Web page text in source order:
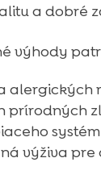
a dobré
výhody
alergických
prírodných
výživa pre